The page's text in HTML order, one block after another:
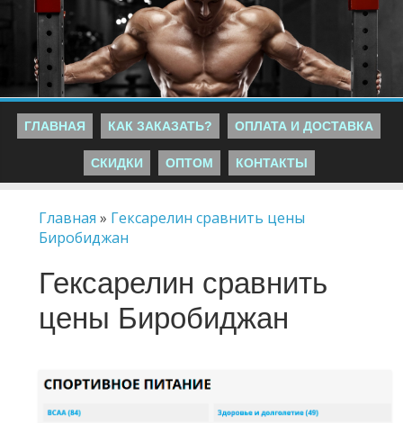
ГЛАВНАЯ КАК ЗАКАЗАТЬ? ОПЛАТА И ДОСТАВКА
СКИДКИ ОПТОМ КОНТАКТЫ
Главная » Гексарелин сравнить цены
Биробиджан
Гексарелин сравнить
цены Биробиджан